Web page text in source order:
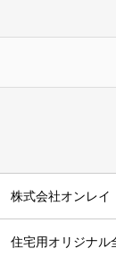
株式会社オンレイ
住宅用オリジナル